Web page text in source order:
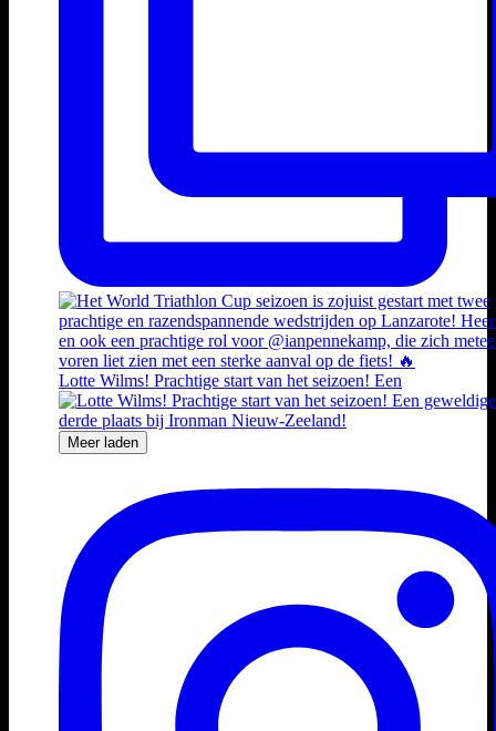
Lotte Wilms! Prachtige start van het seizoen! Een
Meer laden